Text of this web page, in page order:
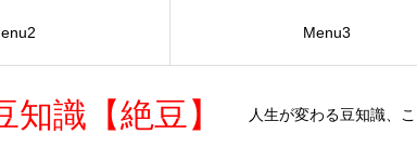
識【絶豆】 人生が変わる豆知識、
Menu3